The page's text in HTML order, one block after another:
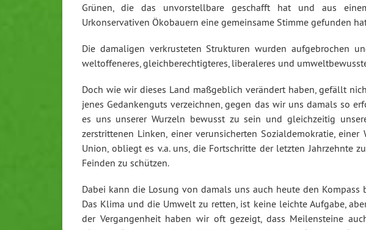
Grünen, die das unvorstellbare geschafft hat und aus
Urkonservativen Ökobauern eine gemeinsame Stimme gefunden
Die damaligen verkrusteten Strukturen wurden aufgebrochen
weltoffeneres, gleichberechtigteres, liberaleres und
Doch wie wir dieses Land maßgeblich verändert haben, gefällt
jenes Gedankenguts verzeichnen, gegen das wir uns damals so
es uns unserer Wurzeln bewusst zu sein und gleichzeitig
zerstrittenen Linken, einer verunsicherten Sozialdemokratie,
Union, obliegt es v.a. uns, die Fortschritte der letzten Jahrzehnte
Feinden zu schützen.
Dabei kann die Losung von damals uns auch heute den
Das Klima und die Umwelt zu retten, ist keine leichte Aufgabe,
der Vergangenheit haben wir oft gezeigt, dass Meilensteine